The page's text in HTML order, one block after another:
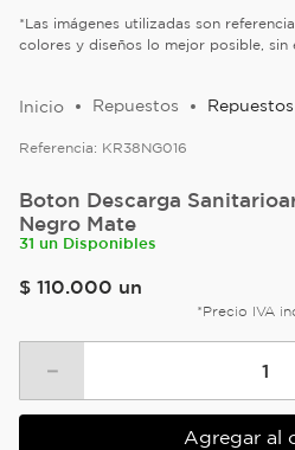
*Las imágenes utilizadas son
colores y diseños lo mejor posible,
Repuestos
Referencia: KR38NG016
Boton Descarga
Negro Mate
31 un Disponibles
$ 110.000 un
*Precio IVA
－
Agregar al